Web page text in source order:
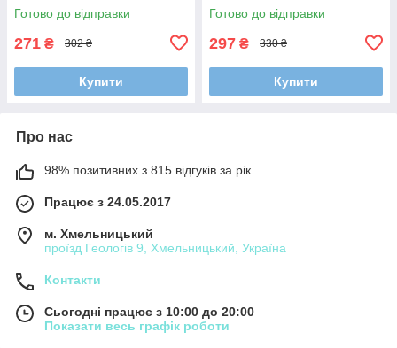
Готово до відправки
271 ₴ 302 ₴
Купити
Готово до відправки
297 ₴ 330 ₴
Купити
Про нас
98% позитивних з 815 відгуків за рік
Працює з 24.05.2017
м. Хмельницький
проїзд Геологів 9, Хмельницький, Україна
Контакти
Сьогодні працює з 10:00 до 20:00
Показати весь графік роботи